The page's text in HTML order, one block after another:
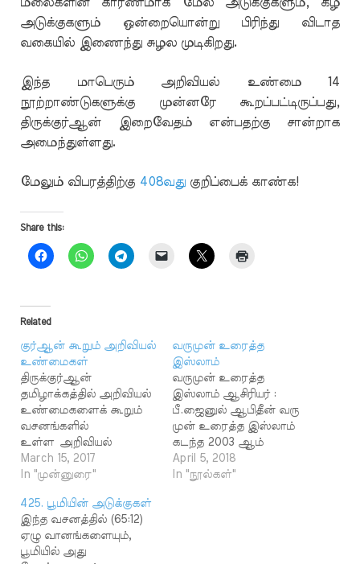
அடுக்குகளும் ஒன்றையொன்று பிரிந்து விடாத
வகையில் இணைந்து சுழல முடிகிறது.
இந்த மாபெரும் அறிவியல் உண்மை 14
நூற்றாண்டுகளுக்கு முன்னரே கூறப்பட்டிருப்பது,
திருக்குர்ஆன் இறைவேதம் என்பதற்கு சான்றாக
அமைந்துள்ளது.
மேலும் விபரத்திற்கு 408வது குறிப்பைக் காண்க!
Share this:
Related
குர்ஆன் கூறும் அறிவியல்
உண்மைகள்
திருக்குர்ஆன்
தமிழாக்கத்தில் அறிவியல்
உண்மைகளைக் கூறும்
வசனங்களில்
உள்ள அறிவியல்
உண்மைகளை அறிய
கீழ்க்காணும்
விளக்கங்களின் மூலம்
தெரிந்து கொள்ளலாம்
102. சிறு கவலை தீர
பெருங்கவலை
March 15, 2017
In "முன்னுரை"
வருமுன் உரைத்த
இஸ்லாம்
வருமுன் உரைத்த
இஸ்லாம் ஆசிரியர் :
பீ.ஜைனுல் ஆபிதீன் வரு
முன் உரைத்த இஸ்லாம்
கடந்த 2003 ஆம்
ஆண்டு பி.ஜைனுல்
ஆபிதீன் அவர்கள்
April 5, 2018
In "நூல்கள்"
425. பூமியின் அடுக்குகள்
இந்த வசனத்தில் (65:12)
ஏழு வானங்களையும்,
பூமியில் அது